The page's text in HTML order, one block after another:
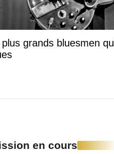
grands bluesmen
en cours